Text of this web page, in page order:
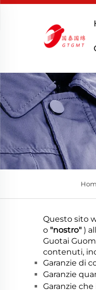
Questo sito
o "nostro" )
Guotai
contenuti,
Garanzie di
Garanzie
Garanzie